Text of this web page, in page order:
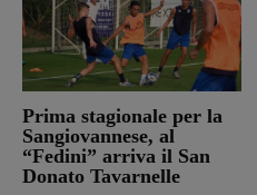
Prima stagionale per la
Sangiovannese, al
“Fedini” arriva il San
Donato Tavarnelle